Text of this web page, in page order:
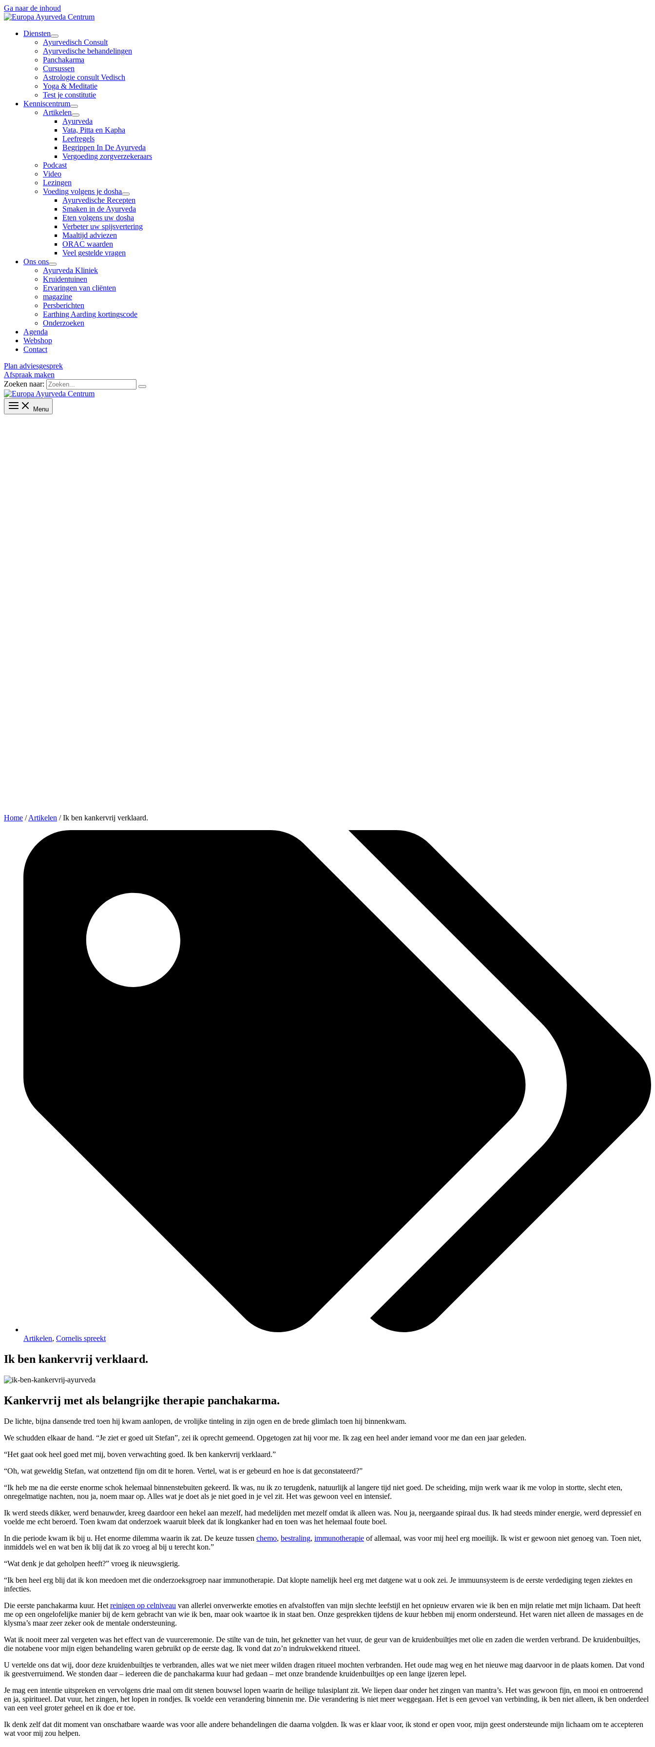
Ga naar de inhoud
Diensten
Ayurvedisch Consult
Ayurvedische behandelingen
Panchakarma
Cursussen
Astrologie consult Vedisch
Yoga & Meditatie
Test je constitutie
Kenniscentrum
Artikelen
Ayurveda
Vata, Pitta en Kapha
Leefregels
Begrippen In De Ayurveda
Vergoeding zorgverzekeraars
Podcast
Video
Lezingen
Voeding volgens je dosha
Ayurvedische Recepten
Smaken in de Ayurveda
Eten volgens uw dosha
Verbeter uw spijsvertering
Maaltijd adviezen
ORAC waarden
Veel gestelde vragen
Ons ons
Ayurveda Kliniek
Kruidentuinen
Ervaringen van cliënten
magazine
Persberichten
Earthing Aarding kortingscode
Onderzoeken
Agenda
Webshop
Contact
Plan adviesgesprek
Afspraak maken
Zoeken naar:
Menu
Home /Artikelen /Ik ben kankervrij verklaard.
Artikelen, Cornelis spreekt
Ik ben kankervrij verklaard.
Kankervrij met als belangrijke therapie panchakarma.
De lichte, bijna dansende tred toen hij kwam aanlopen, de vrolijke tinteling in zijn ogen en de brede glimlach toen hij binnenkwam.
We schudden elkaar de hand. “Je ziet er goed uit Stefan”, zei ik oprecht gemeend. Opgetogen zat hij voor me. Ik zag een heel ander iemand voor me dan een jaar geleden.
“Het gaat ook heel goed met mij, boven verwachting goed. Ik ben kankervrij verklaard.”
“Oh, wat geweldig Stefan, wat ontzettend fijn om dit te horen. Vertel, wat is er gebeurd en hoe is dat geconstateerd?”
“Ik heb me na die eerste enorme schok helemaal binnenstebuiten gekeerd. Ik was, nu ik zo terugdenk, natuurlijk al langere tijd niet goed. De scheiding, mijn werk waar ik me volop in stortte, slecht eten,
onregelmatige nachten, nou ja, noem maar op. Alles wat je doet als je niet goed in je vel zit. Het was gewoon veel en intensief.
Ik werd steeds dikker, werd benauwder, kreeg daardoor een hekel aan mezelf, had medelijden met mezelf omdat ik alleen was. Nou ja, neergaande spiraal dus. Ik had steeds minder energie, werd depressief en
voelde me echt beroerd. Toen kwam dat onderzoek waaruit bleek dat ik longkanker had en toen was het helemaal foute boel.
In die periode kwam ik bij u. Het enorme dilemma waarin ik zat. De keuze tussen chemo, bestraling, immunotherapie of allemaal, was voor mij heel erg moeilijk. Ik wist er gewoon niet genoeg van. Toen niet,
inmiddels wel en wat ben ik blij dat ik zo vroeg al bij u terecht kon.”
“Wat denk je dat geholpen heeft?” vroeg ik nieuwsgierig.
“Ik ben heel erg blij dat ik kon meedoen met die onderzoeksgroep naar immunotherapie. Dat klopte namelijk heel erg met datgene wat u ook zei. Je immuunsysteem is de eerste verdediging tegen ziektes en
infecties.
Die eerste panchakarma kuur. Het reinigen op celniveau van allerlei onverwerkte emoties en afvalstoffen van mijn slechte leefstijl en het opnieuw ervaren wie ik ben en mijn relatie met mijn lichaam. Dat heeft
me op een ongelofelijke manier bij de kern gebracht van wie ik ben, maar ook waartoe ik in staat ben. Onze gesprekken tijdens de kuur hebben mij enorm ondersteund. Het waren niet alleen de massages en de
klysma’s maar zeer zeker ook de mentale ondersteuning.
Wat ik nooit meer zal vergeten was het effect van de vuurceremonie. De stilte van de tuin, het geknetter van het vuur, de geur van de kruidenbuiltjes met olie en zaden die werden verbrand. De kruidenbuiltjes,
die notabene voor mijn eigen behandeling waren gebruikt op de eerste dag. Ik vond dat zo’n indrukwekkend ritueel.
U vertelde ons dat wij, door deze kruidenbuiltjes te verbranden, alles wat we niet meer wilden dragen ritueel mochten verbranden. Het oude mag weg en het nieuwe mag daarvoor in de plaats komen. Dat vond
ik geestverruimend. We stonden daar – iedereen die de panchakarma kuur had gedaan – met onze brandende kruidenbuiltjes op een lange ijzeren lepel.
Je mag een intentie uitspreken en vervolgens drie maal om dit stenen bouwsel lopen waarin de heilige tulasiplant zit. We liepen daar onder het zingen van mantra’s. Het was gewoon fijn, en mooi en ontroerend
en ja, spiritueel. Dat vuur, het zingen, het lopen in rondjes. Ik voelde een verandering binnenin me. Die verandering is niet meer weggegaan. Het is een gevoel van verbinding, ik ben niet alleen, ik ben onderdeel
van een veel groter geheel en ik doe er toe.
Ik denk zelf dat dit moment van onschatbare waarde was voor alle andere behandelingen die daarna volgden. Ik was er klaar voor, ik stond er open voor, mijn geest ondersteunde mijn lichaam om te accepteren
wat voor mij zou helpen.